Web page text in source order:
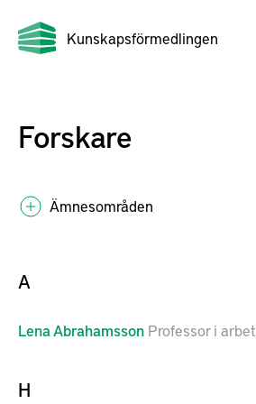
Kunskapsförmedlingen
Forskare
Ämnesområden
A
LenaAbrahamsson Professor i
H